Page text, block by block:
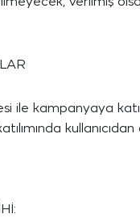
ile kampanyaya